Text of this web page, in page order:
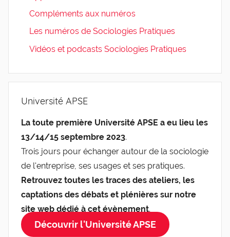
Compléments aux numéros
Les numéros de Sociologies Pratiques
Vidéos et podcasts Sociologies Pratiques
Université APSE
La toute première Université APSE a eu lieu les
13/14/15 septembre 2023.
Trois jours pour échanger autour de la sociologie
de l'entreprise, ses usages et ses pratiques.
Retrouvez toutes les traces des ateliers, les
captations des débats et plénières sur notre
site web dédié à cet évènement.
Découvrir l'Université APSE